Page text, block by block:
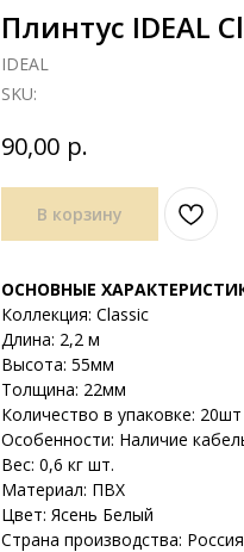
Плинтус IDEAL
IDEAL
SKU:
90,00 р.
В корзину
ОСНОВНЫЕ
Коллекция: Classic
Длина: 2,2 м
Высота: 55мм
Толщина: 22мм
Количество в упаковке:
Особенности: Наличие
Вес: 0,6 кг шт.
Материал: ПВХ
Цвет: Ясень Белый
Страна производства: Россия